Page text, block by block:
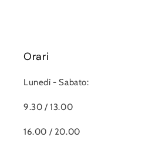
Orari
Lunedì - Sabato:
9.30 / 13.00
16.00 / 20.00